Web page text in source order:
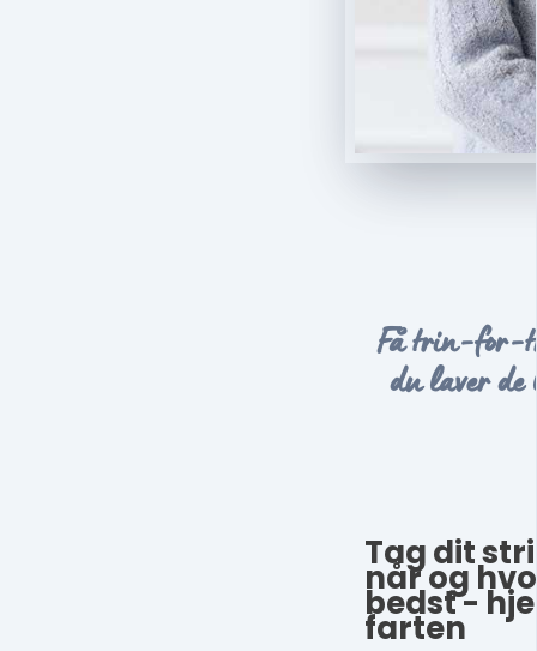
Få trin-for-
du laver
Tag dit
når og
bedst -
farten